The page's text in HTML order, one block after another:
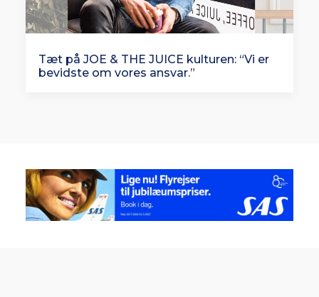
Tæt på JOE & THE JUICE kulturen: “Vi er
bevidste om vores ansvar.”